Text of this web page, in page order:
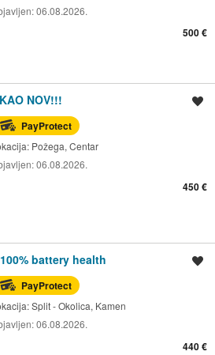
06.08.2026.
500 €
NOV!!!
PayProtect
Požega, Centar
06.08.2026.
450 €
battery health
PayProtect
Split - Okolica, Kamen
06.08.2026.
440 €